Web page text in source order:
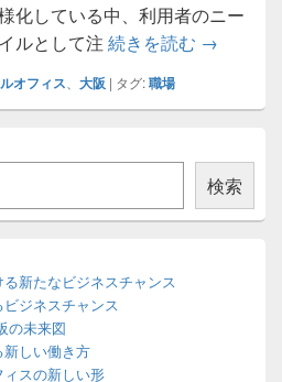
化している中、利用者のニー
ルとして注 続きを読む レンタル
→
オフィス 大阪 | タグ:職場
検索
新たなビジネスチャンス
ジネスチャンス
の未来図
しい働き方
スの新しい形